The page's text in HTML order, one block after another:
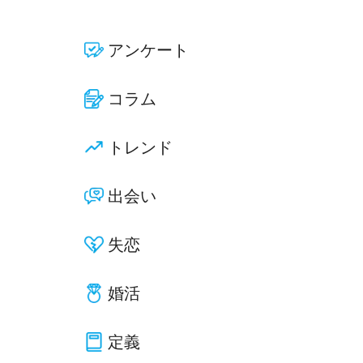
アンケート
コラム
トレンド
出会い
失恋
婚活
定義